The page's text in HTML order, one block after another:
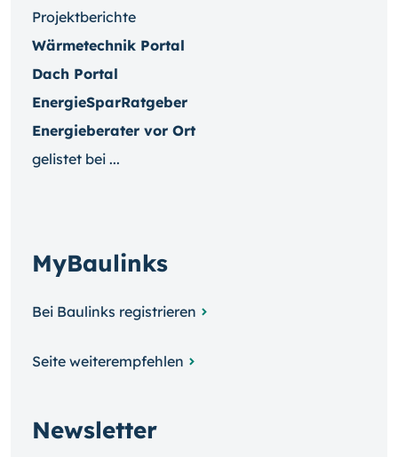
Projektberichte
Wärmetechnik Portal
Dach Portal
EnergieSparRatgeber
Energieberater vor Ort
gelistet bei ...
MyBaulinks
Bei Baulinks registrieren
Seite weiterempfehlen
Newsletter